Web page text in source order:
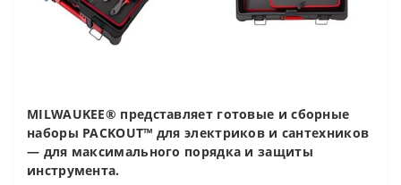
MILWAUKEE® представляет готовые и сборные
наборы PACKOUT™ для электриков и сантехников
— для максимального порядка и защиты
инструмента.